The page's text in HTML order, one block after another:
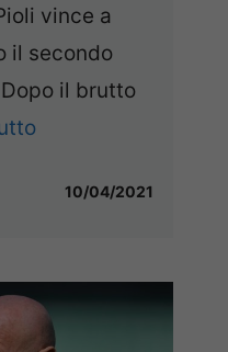
vince a
il secondo
il brutto
10/04/2021